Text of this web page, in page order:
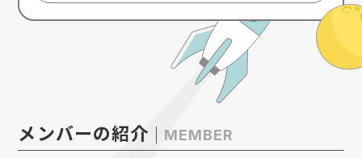
メンバーの紹介 MEMBER